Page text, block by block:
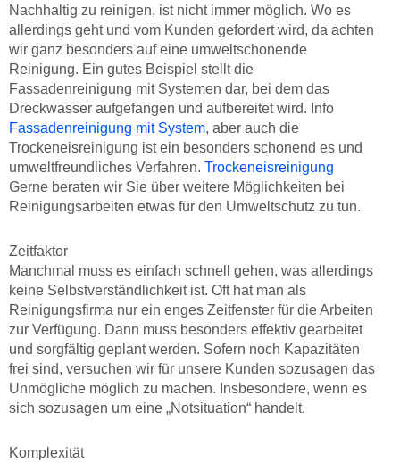
Nachhaltig zu reinigen, ist nicht immer möglich. Wo es
allerdings geht und vom Kunden gefordert wird, da achten
wir ganz besonders auf eine umweltschonende
Reinigung. Ein gutes Beispiel stellt die
Fassadenreinigung mit Systemen dar, bei dem das
Dreckwasser aufgefangen und aufbereitet wird. Info
Fassadenreinigung mit System, aber auch die
Trockeneisreinigung ist ein besonders schonend es und
umweltfreundliches Verfahren. Trockeneisreinigung
Gerne beraten wir Sie über weitere Möglichkeiten bei
Reinigungsarbeiten etwas für den Umweltschutz zu tun.
Zeitfaktor
Manchmal muss es einfach schnell gehen, was allerdings
keine Selbstverständlichkeit ist. Oft hat man als
Reinigungsfirma nur ein enges Zeitfenster für die Arbeiten
zur Verfügung. Dann muss besonders effektiv gearbeitet
und sorgfältig geplant werden. Sofern noch Kapazitäten
frei sind, versuchen wir für unsere Kunden sozusagen das
Unmögliche möglich zu machen. Insbesondere, wenn es
sich sozusagen um eine „Notsituation“ handelt.
Komplexität